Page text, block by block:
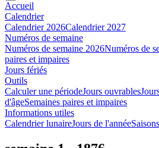
Accueil
Calendrier
Calendrier 2026Calendrier 2027
Numéros de semaine
Numéros de semaine 2026Numéros de
paires et impaires
Jours fériés
Outils
Calculer une périodeJours ouvrables
d'âgeSemaines paires et impaires
Informations utiles
Calendrier lunaireJours de l'annéeSaisons